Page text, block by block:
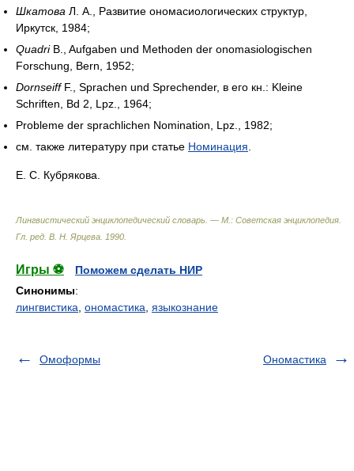
Шкатова Л. А., Развитие ономасиологических структур,
Иркутск, 1984;
Quadri B., Aufgaben und Methoden der onomasiologischen
Forschung, Bern, 1952;
Dornseiff F., Sprachen und Sprechender, в его кн.: Kleine
Schriften, Bd 2, Lpz., 1964;
Probleme der sprachlichen Nomination, Lpz., 1982;
см. также литературу при статье Номинация
Е. С. Кубрякова.
Лингвистический энциклопедический словарь. — М.: Советская энциклопедия
Гл. ред. В. Н. Ярцева 1990
Игры ⚽
Поможем сделать НИР
Синонимы:
лингвистика ономастика языкознание
Омоформы Ономастика